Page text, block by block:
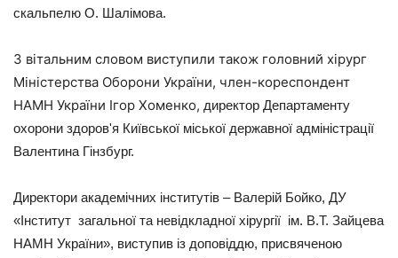
скальпелю О. Шалімова.
З вітальним словом виступили також головний хірург
Міністерства Оборони України, член-кореспондент
НАМН України Ігор Хоменко, директор Департаменту
охорони здоров'я Київської міської державної адміністрації
Валентина Гінзбург.
Директори академічних інститутів – Валерій Бойко, ДУ
«Інститут загальної та невідкладної хірургії ім. В.Т. Зайцева
НАМН України», виступив із доповіддю, присвяченою